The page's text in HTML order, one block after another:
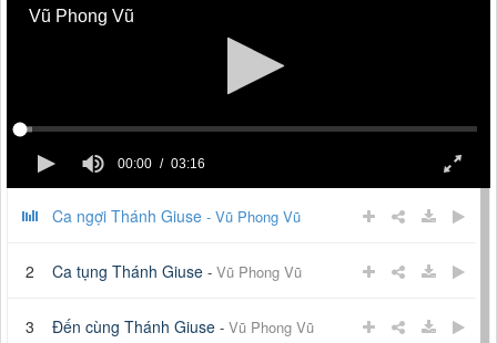
Vũ Phong Vũ
00:00 03:16
Ca ngợi Thánh Giuse - Vũ Phong Vũ
2 Ca tụng Thánh Giuse - Vũ Phong Vũ
3 Đến cùng Thánh Giuse - Vũ Phong Vũ